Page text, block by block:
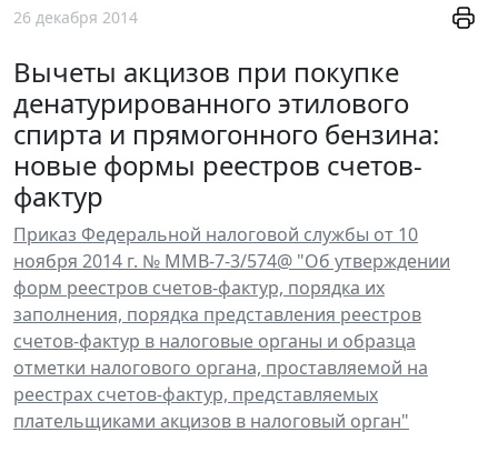
26 декабря 2014
Вычеты акцизов при покупке
денатурированного этилового
спирта и прямогонного бензина:
новые формы реестров счетов-
фактур
Приказ Федеральной налоговой службы от 10
ноября 2014 г. № ММВ-7-3/574@ "Об утверждении
форм реестров счетов-фактур, порядка их
заполнения, порядка представления реестров
счетов-фактур в налоговые органы и образца
отметки налогового органа, проставляемой на
реестрах счетов-фактур, представляемых
плательщиками акцизов в налоговый орган"